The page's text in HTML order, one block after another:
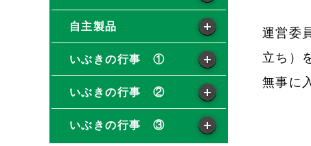
運営委
立ち）
無事に
自主製品
いぶきの行事 ①
いぶきの行事 ②
いぶきの行事 ③